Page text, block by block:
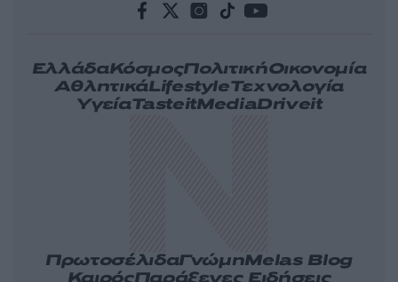
ΕλλάδαΚόσμοςΠολιτικήΟικονομία
ΑθλητικάLifestyleΤεχνολογία
ΥγείαTasteitMediaDriveit
ΠρωτοσέλιδαΓνώμηMelas Blog
ΚαιρόςΠαράξενες Ειδήσεις